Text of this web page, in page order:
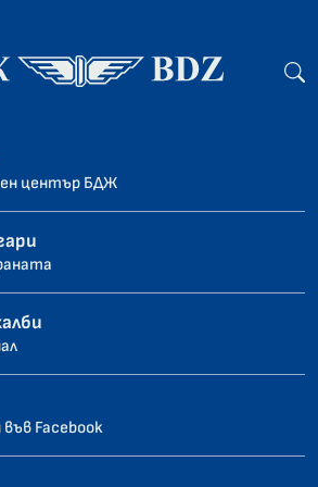
център БДЖ
Facebook